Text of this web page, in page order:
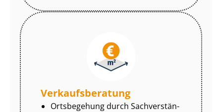
Ver­kaufs­be­ra­tung
Ortsbegehung durch Sach­ver­stän­